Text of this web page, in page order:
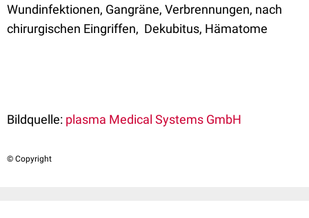
Wundinfektionen, Gangräne, Verbrennungen, nach
chirurgischen Eingriffen, Dekubitus, Hämatome
Bildquelle: plasma Medical Systems GmbH
© Copyright